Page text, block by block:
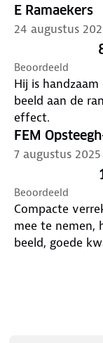
De verrekijker
inclusief
een helder en
Technische
- Afmetingen:
(ingeklapt)
- Vergroting: 8x
- Materiaal:
- Uittredepupil:
- Objectieflens:
- Gezichtsveld:
Klaar om jouw
E Ramaekers
24 augustus
Beoordeeld
Hij is
beeld aan de
effect.
FEM
7 augustus 2025
Beoordeeld
Compacte
mee te nemen,
beeld, goede